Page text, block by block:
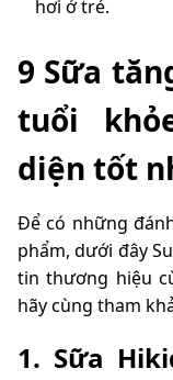
hơi ở trẻ.
9 Sữa
tuổi
diện tốt
Để có những
phẩm, dưới đây
tin thương hiệu
hãy cùng tham
1. Sữa